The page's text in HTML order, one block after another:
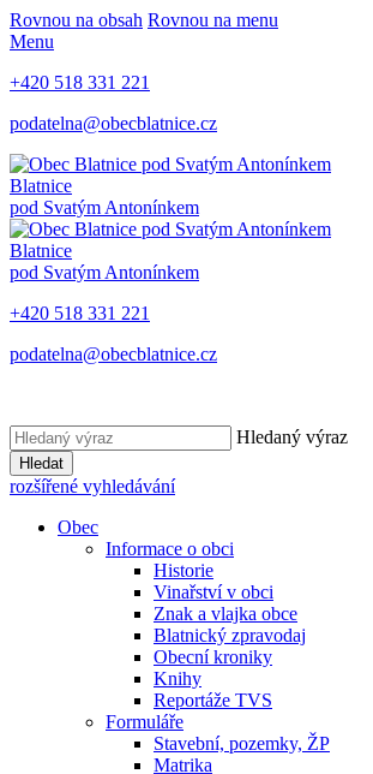
Rovnou na obsah Rovnou na menu
Menu
+420 518 331 221
podatelna@obecblatnice.cz
Blatnice
pod Svatým Antonínkem
Blatnice
pod Svatým Antonínkem
+420 518 331 221
podatelna@obecblatnice.cz
Hledaný výraz
Hledat
rozšířené vyhledávání
Obec
Informace o obci
Historie
Vinařství v obci
Znak a vlajka obce
Blatnický zpravodaj
Obecní kroniky
Knihy
Reportáže TVS
Formuláře
Stavební, pozemky, ŽP
Matrika